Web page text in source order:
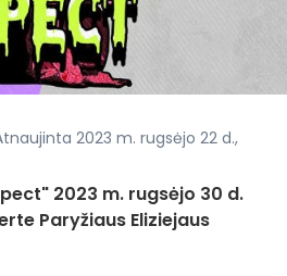
2023 m. rugsėjo 22 d.,
2023 m. rugsėjo 30 d.
Paryžiaus Eliziejaus